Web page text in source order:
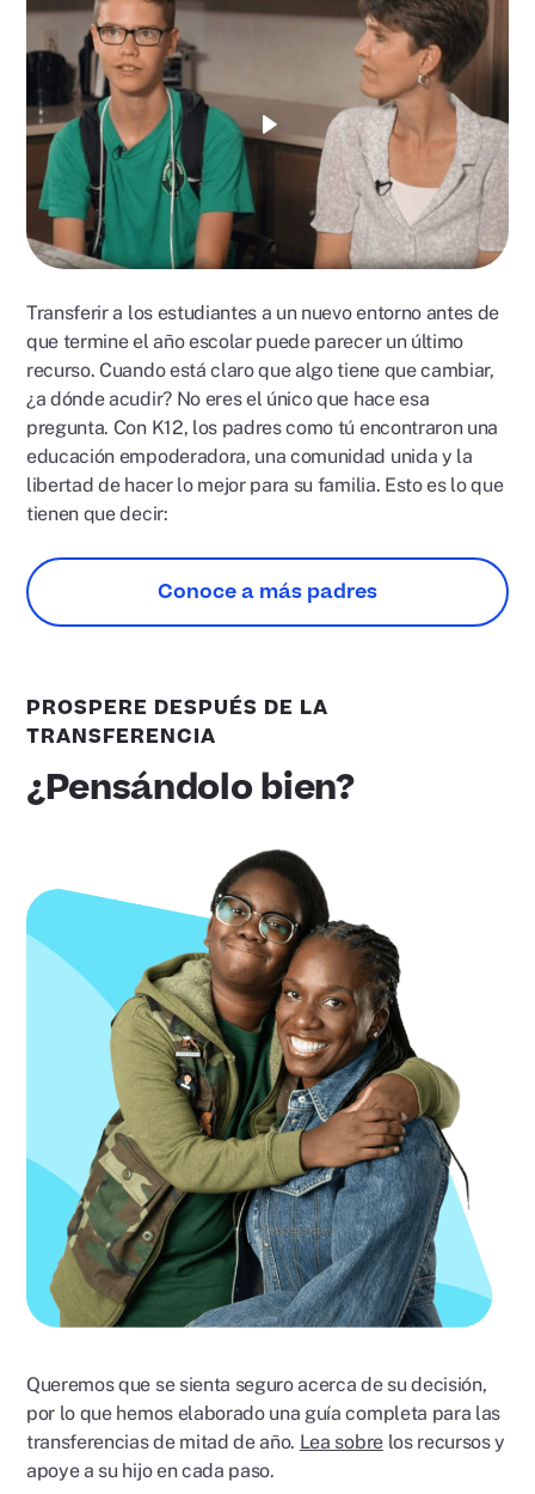
Reproducir
video
Transferir a los estudiantes a un nuevo entorno antes de
que termine el año escolar puede parecer un último
recurso. Cuando está claro que algo tiene que cambiar,
¿a dónde acudir? No eres el único que hace esa
pregunta. Con K12, los padres como tú encontraron una
educación empoderadora, una comunidad unida y la
libertad de hacer lo mejor para su familia. Esto es lo que
tienen que decir:
Conoce a más padres
PROSPERE DESPUÉS DE LA
TRANSFERENCIA
¿Pensándolo bien?
Queremos que se sienta seguro acerca de su decisión,
por lo que hemos elaborado una guía completa para las
transferencias de mitad de año. Lea sobrelos recursos y
apoye a su hijo en cada paso.